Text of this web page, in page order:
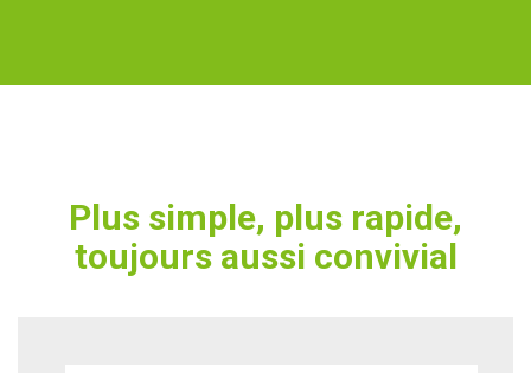
Plus simple, plus rapide,
toujours aussi convivial